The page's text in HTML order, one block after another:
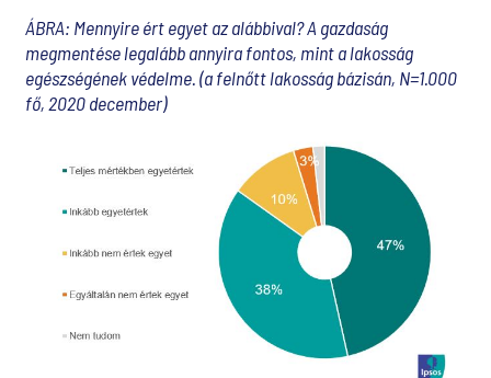
ÁBRA: Mennyire ért egyet az alábbival? A gazdaság
megmentése legalább annyira fontos, mint a lakosság
egészségének védelme. (a felnőtt lakosság bázisán, N=1.000
fő, 2020 december)